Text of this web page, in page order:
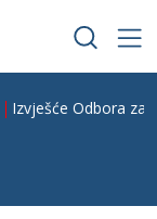
Izvješće Odbora za